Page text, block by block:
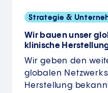
Strategie &
Wir bauen unser
klinische
Wir geben den
globalen
Herstellung